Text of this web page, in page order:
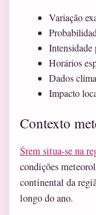
Variação
Intensidade
Horários
Dados
Impacto
Contexto
Śrem situa-se na
condições
continental da
longo do ano.